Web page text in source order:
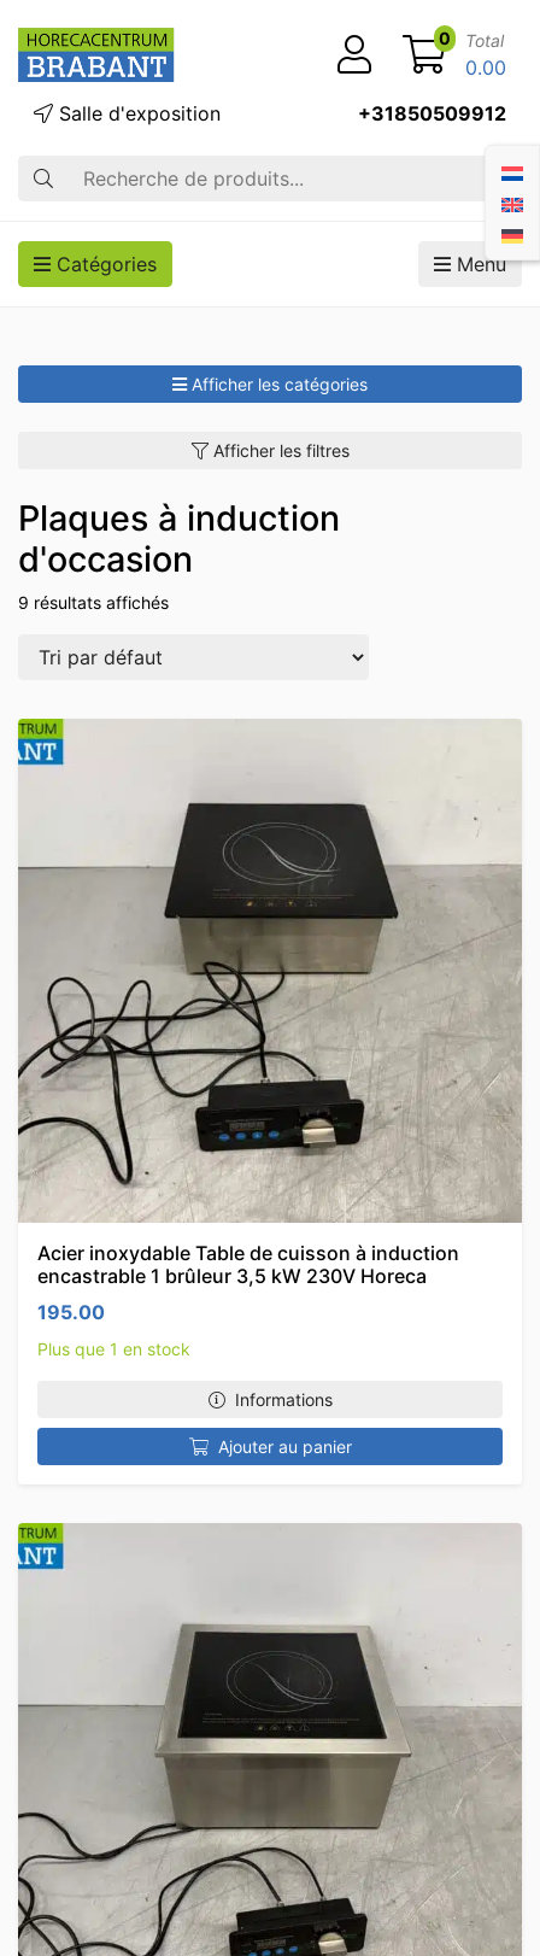
Recherche
Salle d'exposition +31850509912
0 Total
0.00
Catégories Menu
Afficher les catégories
Afficher les filtres
Plaques à induction
d'occasion
9 résultats affichés
Acier inoxydable Table de cuisson à induction
encastrable 1 brûleur 3,5 kW 230V Horeca
195.00
Plus que 1 en stock
Informations
Ajouter au panier